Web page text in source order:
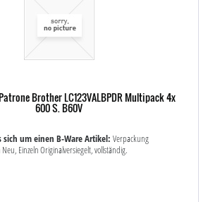
Brother LC123VALBPDR Multipack 4x
600 S. B60V
sich um einen B-Ware Artikel:Verpackung
Einzeln Originalversiegelt, vollständig.